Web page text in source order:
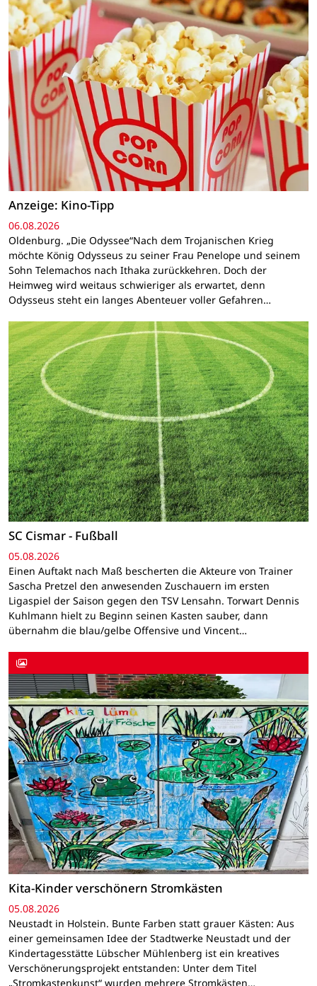
Anzeige: Kino-Tipp
06.08.2026
Oldenburg. „Die Odyssee“Nach dem Trojanischen Krieg
möchte König Odysseus zu seiner Frau Penelope und seinem
Sohn Telemachos nach Ithaka zurückkehren. Doch der
Heimweg wird weitaus schwieriger als erwartet, denn
Odysseus steht ein langes Abenteuer voller Gefahren…
SC Cismar - Fußball
05.08.2026
Einen Auftakt nach Maß bescherten die Akteure von Trainer
Sascha Pretzel den anwesenden Zuschauern im ersten
Ligaspiel der Saison gegen den TSV Lensahn. Torwart Dennis
Kuhlmann hielt zu Beginn seinen Kasten sauber, dann
übernahm die blau/gelbe Offensive und Vincent…
Kita-Kinder verschönern Stromkästen
05.08.2026
Neustadt in Holstein. Bunte Farben statt grauer Kästen: Aus
einer gemeinsamen Idee der Stadtwerke Neustadt und der
Kindertagesstätte Lübscher Mühlenberg ist ein kreatives
Verschönerungsprojekt entstanden: Unter dem Titel
„Stromkastenkunst“ wurden mehrere Stromkästen…